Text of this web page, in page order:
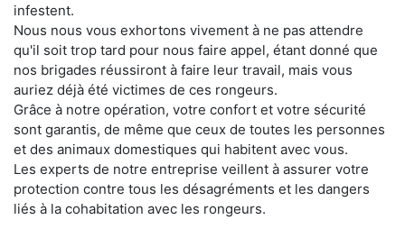
infestent.
Nous nous vous exhortons vivement à ne pas attendre
qu'il soit trop tard pour nous faire appel, étant donné que
nos brigades réussiront à faire leur travail, mais vous
auriez déjà été victimes de ces rongeurs.
Grâce à notre opération, votre confort et votre sécurité
sont garantis, de même que ceux de toutes les personnes
et des animaux domestiques qui habitent avec vous.
Les experts de notre entreprise veillent à assurer votre
protection contre tous les désagréments et les dangers
liés à la cohabitation avec les rongeurs.